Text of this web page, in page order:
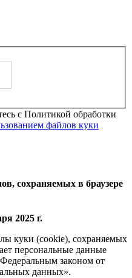
с Политикой обработки
файлов куки
сохраняемых в браузере
2025 г.
куки (cookie), сохраняемых
персональные данные
Федеральным законом от
данных».